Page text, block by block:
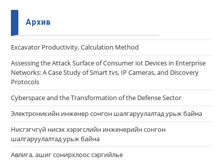
Архив
Еxcavator Productivity, Calculation Method
Assessing the Attack Surface of Consumer iot Devices in Enterprise
Networks: A Case Study of Smart tvs, IP Cameras, and Discovery
Protocols
Cyberspace and the Transformation of the Defense Sector
Электроникийн инженер сонгон шалгаруулалтад урьж байна
Нисгэгчгүй нисэх хэрэгслийн инженерийн сонгон
шалгаруулалтад урьж байна
Авлига, ашиг сонирхлоос сэргийлье